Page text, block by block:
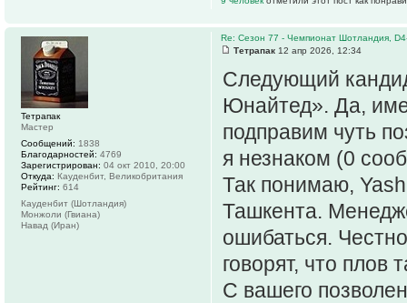
Re: Сезон 77 - Чемпионат Шотландия,
Тетрапак 12 апр 2026, 12:34
Следующий
Юнайтед». Да,
подправим чуть
я незнаком (0
Так понимаю,
Ташкента.
ошибаться.
говорят, что плов
С вашего
Тетрапак
Мастер
Сообщений: 1838
Благодарностей: 4769
Зарегистрирован: 04 окт 2010, 20:00
Откуда: Кауденбит, Великобритания
Рейтинг: 614
Кауденбит (Шотландия)
Монжоли (Гвиана)
Навад (Иран)